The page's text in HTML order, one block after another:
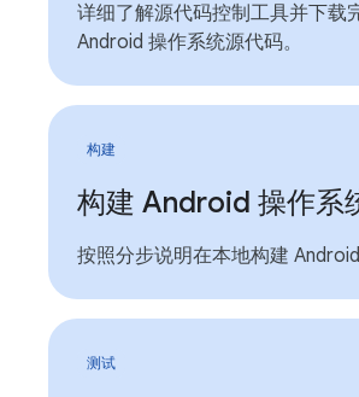
详细了解源代码控制工具并下载
Android 操作系统源代码。
构建
构建 Android 操作系
按照分步说明在本地构建 Android
测试